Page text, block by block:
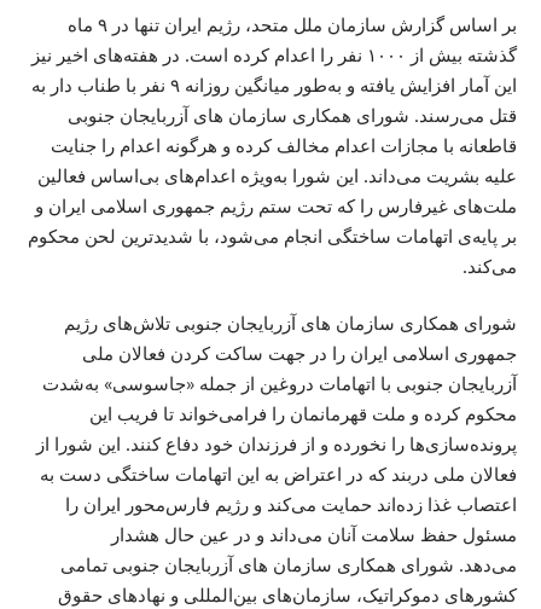
بر اساس گزارش سازمان ملل متحد، رژیم ایران تنها در ۹ ماه
گذشته بیش از ۱۰۰۰ نفر را اعدام کرده است. در هفته‌های اخیر نیز
این آمار افزایش یافته و به‌طور میانگین روزانه ۹ نفر با طناب دار به
قتل می‌رسند. شورای همکاری سازمان ‌های آزربایجان جنوبی
قاطعانه با مجازات اعدام مخالف کرده و هرگونه اعدام را جنایت
علیه بشریت می‌داند. این شورا به‌ویژه اعدام‌های بی‌اساس فعالین
ملت‌های غیرفارس را که تحت ستم رژیم جمهوری اسلامی ایران و
بر پایه‌ی اتهامات ساختگی انجام می‌شود، با شدیدترین لحن محکوم
می‌کند.
شورای همکاری سازمان ‌های آزربایجان جنوبی تلاش‌های رژیم
جمهوری اسلامی ایران را در جهت ساکت کردن فعالان ملی
آزربایجان جنوبی با اتهامات دروغین از جمله «جاسوسی» به‌شدت
محکوم کرده و ملت قهرمانمان را فرامی‌خواند تا فریب این
پرونده‌سازی‌ها را نخورده و از فرزندان خود دفاع کنند. این شورا از
فعالان ملی دربند که در اعتراض به این اتهامات ساختگی دست به
اعتصاب غذا زده‌اند حمایت می‌کند و رژیم فارس‌محور ایران را
مسئول حفظ سلامت آنان می‌داند و در عین حال هشدار
می‌دهد. شورای همکاری سازمان ‌های آزربایجان جنوبی تمامی
کشورهای دموکراتیک، سازمان‌های بین‌المللی و نهادهای حقوق